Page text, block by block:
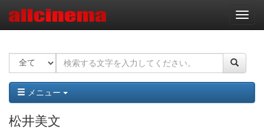
ナ
ビ
ー
ョ
ン
メニュー
松井美文